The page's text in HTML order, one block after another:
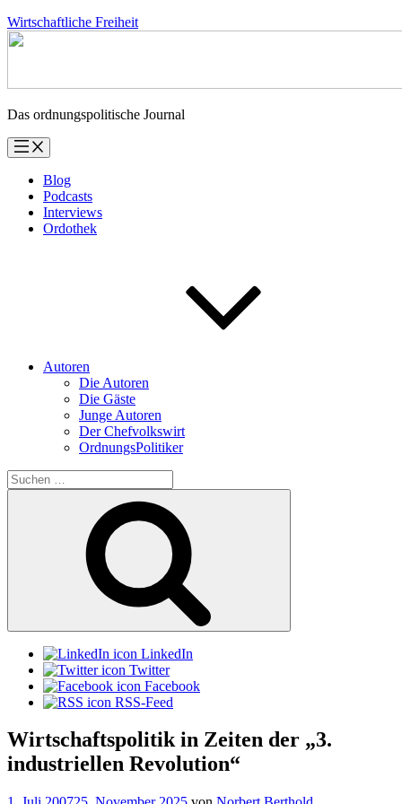
Zum
Inhalt
Wirtschaftliche Freiheit
Das ordnungspolitische Journal
Blog
Podcasts
Interviews
Ordothek
Autoren
Die Autoren
Die Gäste
Junge Autoren
Der Chefvolkswirt
OrdnungsPolitiker
Suchen
nach:
LinkedIn
Twitter
Facebook
RSS-Feed
Wirtschaftspolitik in Zeiten der „3.
industriellen Revolution“